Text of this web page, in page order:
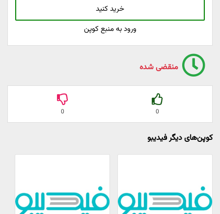
خرید کنید
ورود به منبع کوپن
منقضی شده
0
0
کوپن‌های دیگر فیدیبو